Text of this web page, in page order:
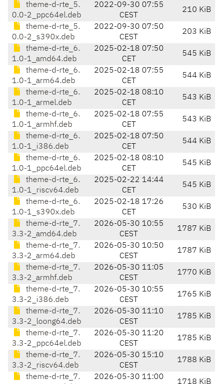
theme-d-rte_5.
0.0-2_ppc64el.deb
2022-09-30 07:55
CEST
210 KiB
theme-d-rte_5.
0.0-2_s390x.deb
2022-09-30 07:50
CEST
203 KiB
theme-d-rte_6.
1.0-1_amd64.deb
2025-02-18 07:50
CET
545 KiB
theme-d-rte_6.
1.0-1_arm64.deb
2025-02-18 07:55
CET
544 KiB
theme-d-rte_6.
1.0-1_armel.deb
2025-02-18 08:10
CET
543 KiB
theme-d-rte_6.
1.0-1_armhf.deb
2025-02-18 07:55
CET
543 KiB
theme-d-rte_6.
1.0-1_i386.deb
2025-02-18 07:50
CET
544 KiB
theme-d-rte_6.
1.0-1_ppc64el.deb
2025-02-18 08:10
CET
545 KiB
theme-d-rte_6.
1.0-1_riscv64.deb
2025-02-22 14:44
CET
545 KiB
theme-d-rte_6.
1.0-1_s390x.deb
2025-02-18 17:26
CET
530 KiB
theme-d-rte_7.
3.3-2_amd64.deb
2026-05-30 10:55
CEST
1787 KiB
theme-d-rte_7.
3.3-2_arm64.deb
2026-05-30 10:50
CEST
1787 KiB
theme-d-rte_7.
3.3-2_armhf.deb
2026-05-30 11:05
CEST
1770 KiB
theme-d-rte_7.
3.3-2_i386.deb
2026-05-30 10:55
CEST
1765 KiB
theme-d-rte_7.
3.3-2_loong64.deb
2026-05-30 11:10
CEST
1785 KiB
theme-d-rte_7.
3.3-2_ppc64el.deb
2026-05-30 11:20
CEST
1785 KiB
theme-d-rte_7.
3.3-2_riscv64.deb
2026-05-30 15:10
CEST
1788 KiB
theme-d-rte_7.
2026-05-30 11:00
1718 KiB